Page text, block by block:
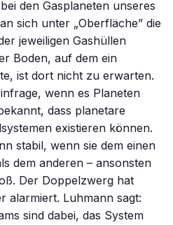
den Gasplaneten unseres
sich unter „Oberfläche” die
jeweiligen Gashüllen
Boden, auf dem ein
ist dort nicht zu erwarten.
wenn es Planeten
dass planetare
existieren können.
stabil, wenn sie dem einen
dem anderen – ansonsten
Der Doppelzwerg hat
alarmiert. Luhmann sagt:
sind dabei, das System